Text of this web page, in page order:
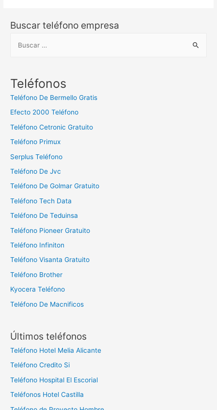
Buscar teléfono empresa
c
Teléfonos
Teléfono De Bermello Gratis
Efecto 2000 Teléfono
Teléfono Cetronic Gratuito
Teléfono Primux
Serplus Teléfono
Teléfono De Jvc
Teléfono De Golmar Gratuito
Teléfono Tech Data
Teléfono De Teduinsa
Teléfono Pioneer Gratuito
Teléfono Infiniton
Teléfono Visanta Gratuito
Teléfono Brother
Kyocera Teléfono
Teléfono De Macnificos
Últimos teléfonos
Teléfono Hotel Melia Alicante
Teléfono Credito Si
Teléfono Hospital El Escorial
Teléfonos Hotel Castilla